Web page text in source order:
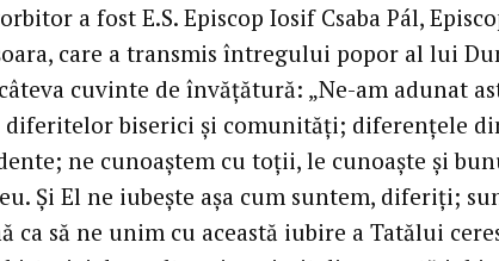
a fost E.S. Episcop Iosif Csaba Pál,
care a transmis întregului popor al lui
cuvinte de învățătură: „Ne-am adunat
biserici și comunități; diferențele
ne cunoaștem cu toții, le cunoaște și
Și El ne iubește așa cum suntem, diferiți;
ca să ne unim cu această iubire a Tatălui